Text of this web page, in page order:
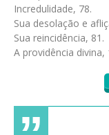
Incredulidade, 78.
Sua desolação e
Sua reincidência, 81.
A providência divina,